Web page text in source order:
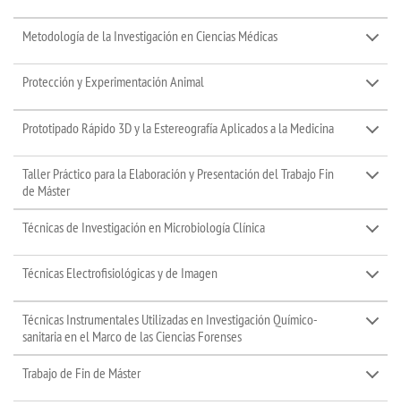
Metodología de la Investigación en Ciencias Médicas
Protección y Experimentación Animal
Prototipado Rápido 3D y la Estereografía Aplicados a la Medicina
Taller Práctico para la Elaboración y Presentación del Trabajo Fin
de Máster
Técnicas de Investigación en Microbiología Clínica
Técnicas Electrofisiológicas y de Imagen
Técnicas Instrumentales Utilizadas en Investigación Químico-
sanitaria en el Marco de las Ciencias Forenses
Trabajo de Fin de Máster